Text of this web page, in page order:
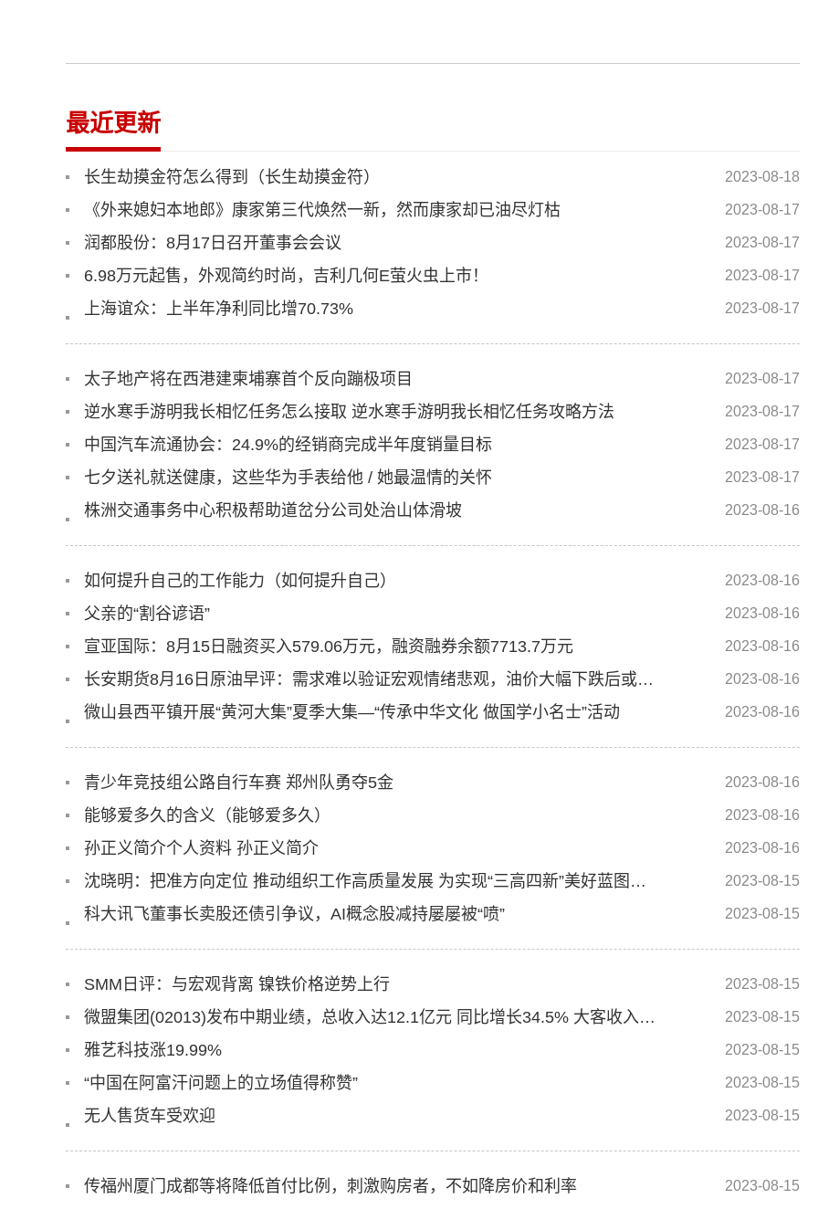
最近更新
长生劫摸金符怎么得到（长生劫摸金符） 2023-08-18
《外来媳妇本地郎》康家第三代焕然一新，然而康家却已油尽灯枯 2023-08-17
润都股份：8月17日召开董事会会议 2023-08-17
6.98万元起售，外观简约时尚，吉利几何E萤火虫上市！ 2023-08-17
上海谊众：上半年净利同比增70.73% 2023-08-17
太子地产将在西港建柬埔寨首个反向蹦极项目 2023-08-17
逆水寒手游明我长相忆任务怎么接取 逆水寒手游明我长相忆任务攻略方法 2023-08-17
中国汽车流通协会：24.9%的经销商完成半年度销量目标 2023-08-17
七夕送礼就送健康，这些华为手表给他 / 她最温情的关怀 2023-08-17
株洲交通事务中心积极帮助道岔分公司处治山体滑坡 2023-08-16
如何提升自己的工作能力（如何提升自己） 2023-08-16
父亲的“割谷谚语” 2023-08-16
宣亚国际：8月15日融资买入579.06万元，融资融券余额7713.7万元 2023-08-16
长安期货8月16日原油早评：需求难以验证宏观情绪悲观，油价大幅下跌后或维持震荡整理 2023-08-16
微山县西平镇开展“黄河大集”夏季大集—“传承中华文化 做国学小名士”活动 2023-08-16
青少年竞技组公路自行车赛 郑州队勇夺5金 2023-08-16
能够爱多久的含义（能够爱多久） 2023-08-16
孙正义简介个人资料 孙正义简介 2023-08-16
沈晓明：把准方向定位 推动组织工作高质量发展 为实现“三高四新”美好蓝图提供坚强保证 2023-08-15
科大讯飞董事长卖股还债引争议，AI概念股减持屡屡被“喷” 2023-08-15
SMM日评：与宏观背离 镍铁价格逆势上行 2023-08-15
微盟集团(02013)发布中期业绩，总收入达12.1亿元 同比增长34.5% 大客收入占比提升 收入质量不断提高 2023-08-15
雅艺科技涨19.99% 2023-08-15
“中国在阿富汗问题上的立场值得称赞” 2023-08-15
无人售货车受欢迎 2023-08-15
传福州厦门成都等将降低首付比例，刺激购房者，不如降房价和利率 2023-08-15